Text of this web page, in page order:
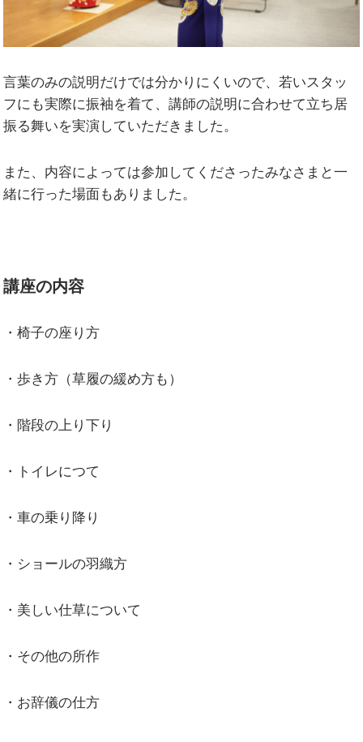
言葉のみの説明だけでは分かりにくいので、若いスタッ
フにも実際に振袖を着て、講師の説明に合わせて立ち居
振る舞いを実演していただきました。
また、内容によっては参加してくださったみなさまと一
緒に行った場面もありました。
講座の内容
・椅子の座り方
・歩き方（草履の緩め方も）
・階段の上り下り
・トイレにつて
・車の乗り降り
・ショールの羽織方
・美しい仕草について
・その他の所作
・お辞儀の仕方